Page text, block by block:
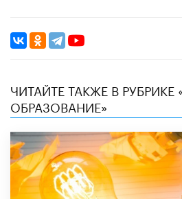
ЧИТАЙТЕ ТАКЖЕ В
ОБРАЗОВАНИЕ»